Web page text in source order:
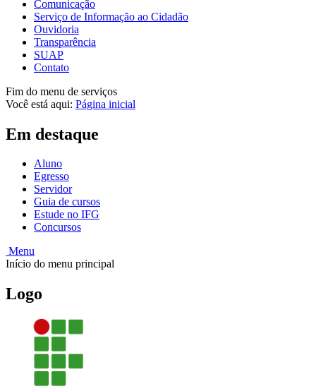
Comunicação
Serviço de Informação ao Cidadão
Ouvidoria
Transparência
SUAP
Contato
Fim do menu de serviços
Você está aqui: Página inicial
Em destaque
Aluno
Egresso
Servidor
Guia de cursos
Estude no IFG
Concursos
Menu
Início do menu principal
Logo